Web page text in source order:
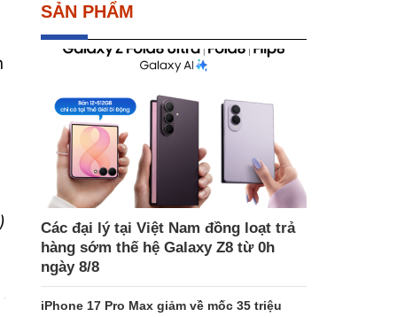
SẢN PHẨM
Các đại lý tại Việt Nam đồng loạt trả
hàng sớm thế hệ Galaxy Z8 từ 0h
ngày 8/8
iPhone 17 Pro Max giảm về mốc 35 triệu